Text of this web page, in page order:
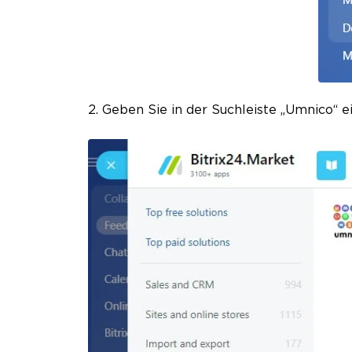
2. Geben Sie in der Suchleiste „Umnico“